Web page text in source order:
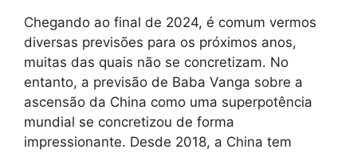
Chegando ao final de 2024, é comum vermos
diversas previsões para os próximos anos,
muitas das quais não se concretizam. No
entanto, a previsão de Baba Vanga sobre a
ascensão da China como uma superpotência
mundial se concretizou de forma
impressionante. Desde 2018, a China tem